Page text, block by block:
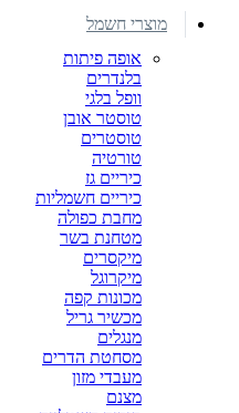
מוצרי חשמל
אופה פיתות
בלנדרים
וופל בלגי
טוסטר אובן
טוסטרים
טורטיה
כיריים גז
כיריים חשמליות
מחבת כפולה
מטחנת בשר
מיקסרים
מיקרוגל
מכונות קפה
מכשיר גריל
מנגלים
מסחטת הדרים
מעבדי מזון
מצנם